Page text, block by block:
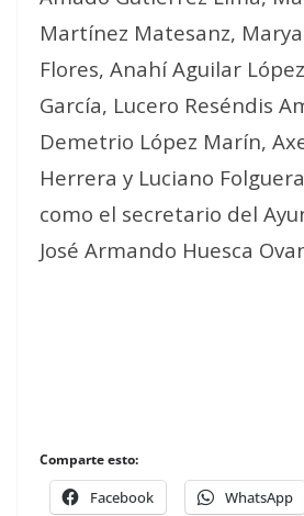
Martínez Matesanz,
Flores, Anahí Aguilar
García, Lucero Reséndis
Demetrio López Marín,
Herrera y Luciano
como el secretario del
José Armando Huesca
Comparte esto:
Facebook WhatsApp